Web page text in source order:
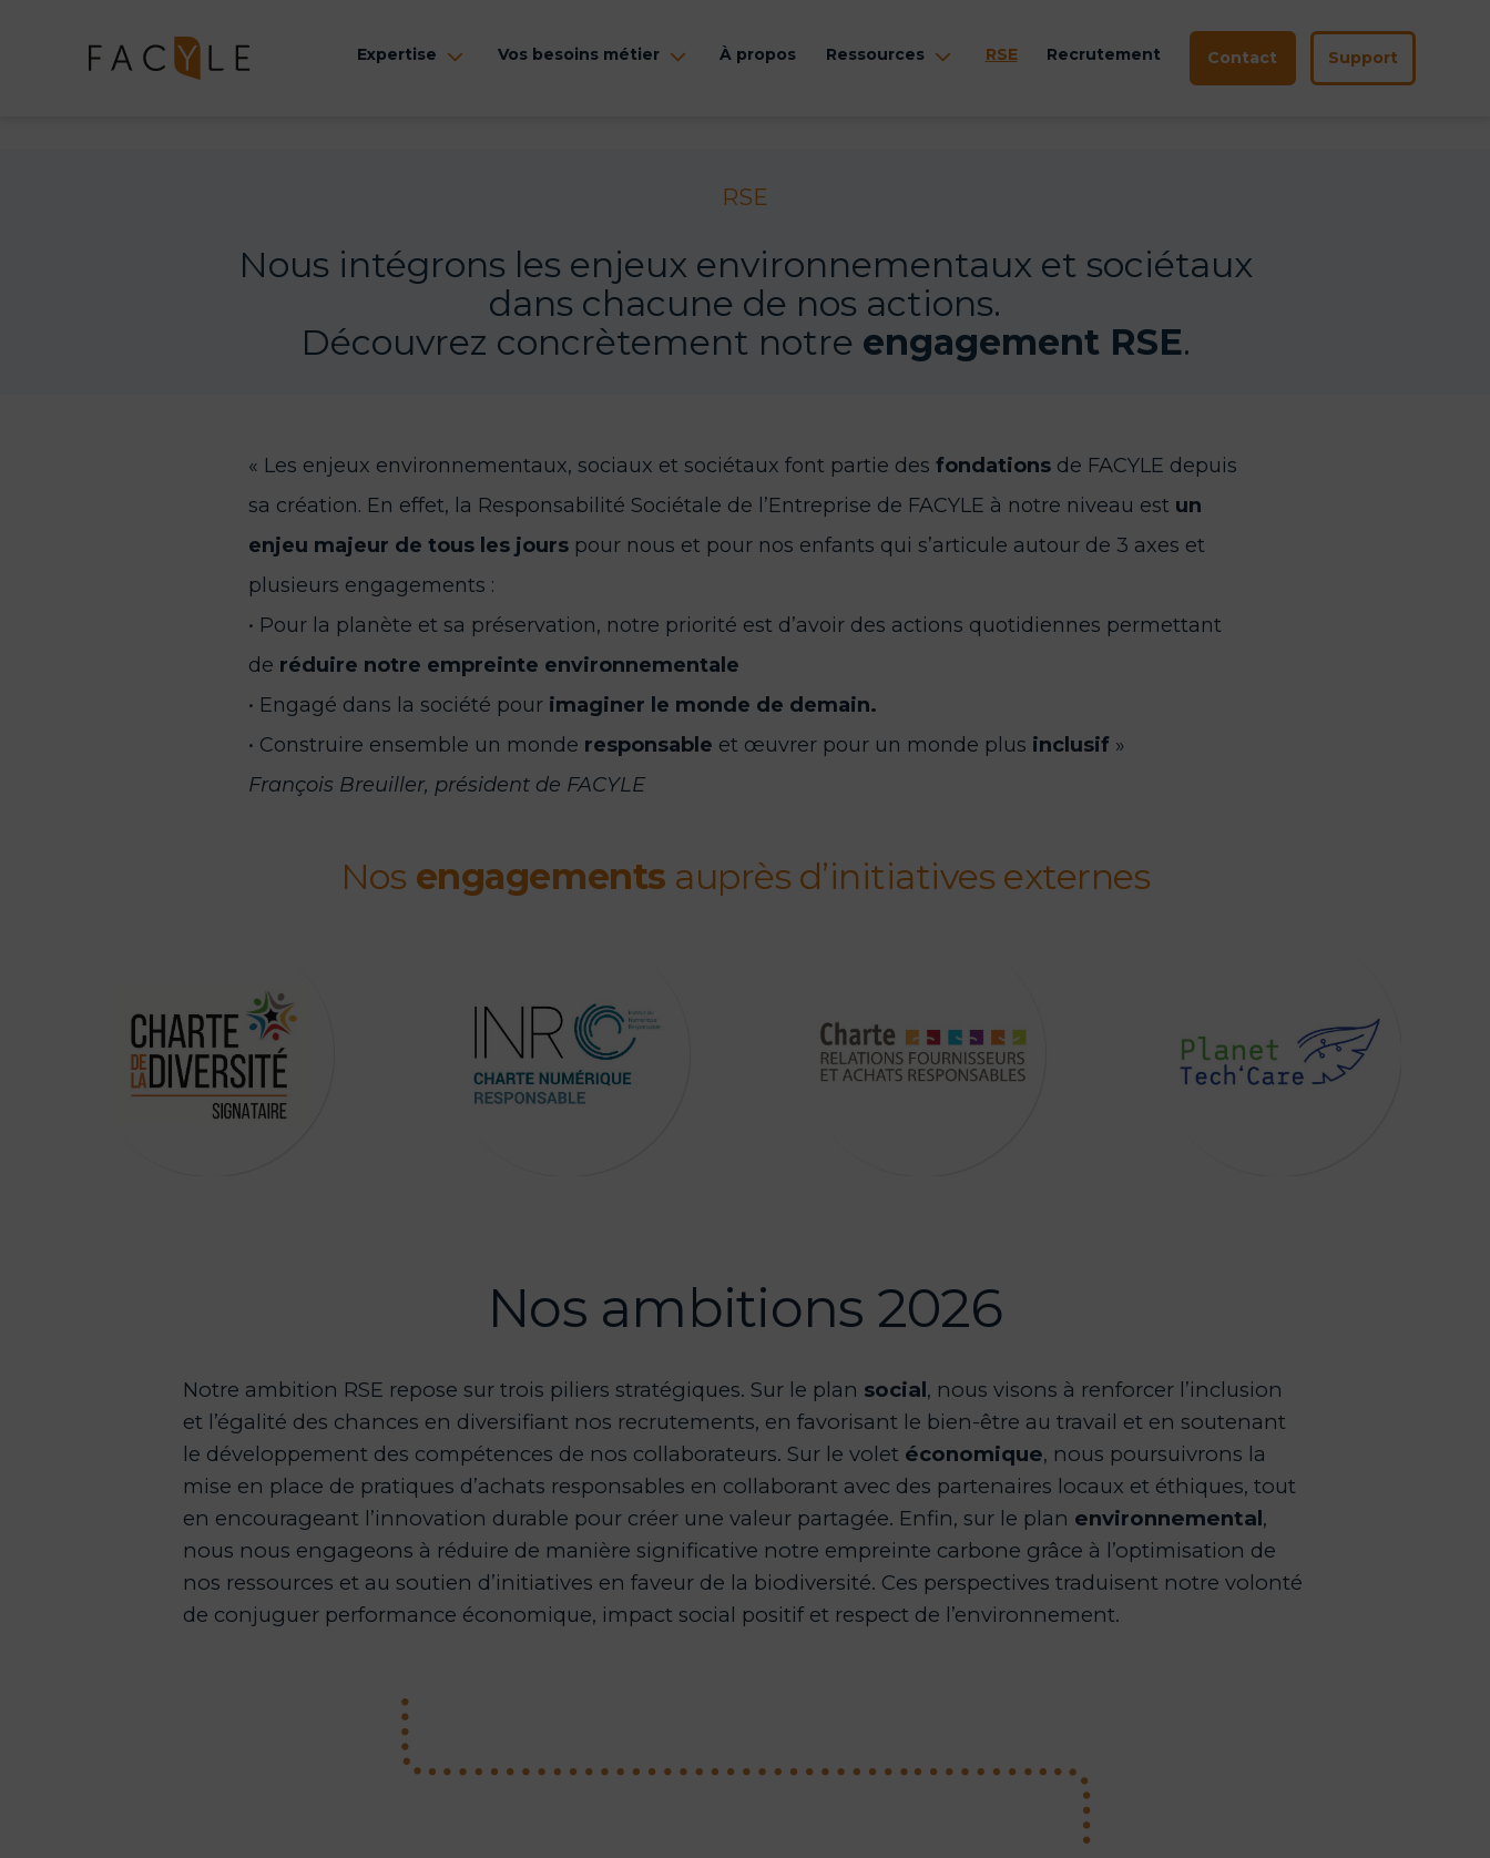
Expertise Vos besoins métier
Ouvrir
À propos Ressources RSE Recrutement Contact Support
RSE
Nous intégrons les enjeux environnementaux et sociétaux
dans chacune de nos actions.
Découvrez concrètement notre engagement RSE.
« Les enjeux environnementaux, sociaux et sociétaux font partie des fondationsde FACYLE depuis
sa création. En effet, la Responsabilité Sociétale de l’Entreprise de FACYLE à notre niveau est un
enjeu majeur de tous les jourspour nous et pour nos enfants qui s’articule autour de 3 axes et
plusieurs engagements :
• Pour la planète et sa préservation, notre priorité est d’avoir des actions quotidiennes permettant
de réduire notre empreinte environnementale
• Engagé dans la société pour imaginer le monde de demain.
• Construire ensemble un monde responsable et œuvrer pour un monde plus inclusif»
François Breuiller, président de FACYLE
Nos engagements auprès d’initiatives externes
Nos ambitions 2026
Notre ambition RSE repose sur trois piliers stratégiques. Sur le plan social, nous visons à renforcer l’inclusion
et l’égalité des chances en diversifiant nos recrutements, en favorisant le bien-être au travail et en soutenant
le développement des compétences de nos collaborateurs. Sur le volet économique, nous poursuivrons la
mise en place de pratiques d’achats responsables en collaborant avec des partenaires locaux et éthiques, tout
en encourageant l’innovation durable pour créer une valeur partagée. Enfin, sur le plan environnemental,
nous nous engageons à réduire de manière significative notre empreinte carbone grâce à l’optimisation de
nos ressources et au soutien d’initiatives en faveur de la biodiversité. Ces perspectives traduisent notre volonté
de conjuguer performance économique, impact social positif et respect de l’environnement.